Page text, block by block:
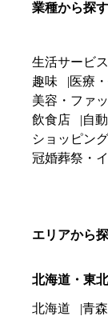
業種から探す
生活サービス
趣味
医療
美容・ファ
飲食店
自
ショッピング
冠婚葬祭・
エリアから
北海道・東北
北海道 青